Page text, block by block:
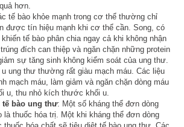
hơn.
tế bào khỏe mạnh trong cơ thể thường chỉ
được tín hiệu mạnh khi cơ thể cần. Song, có
tế bào phân chia ngay cả khi không nhận
đích can thiệp và ngăn chặn những protein
sự tăng sinh không kiểm soát của ung thư.
ung thư thường rất giàu mạch máu. Các liệu
mạch máu, làm giảm và ngăn chặn dòng máu
u, thu nhỏ kích thước khối u.
tế bào ung thư: Một số kháng thể đơn dòng
thuốc hóa trị. Một khi kháng thể đơn dòng